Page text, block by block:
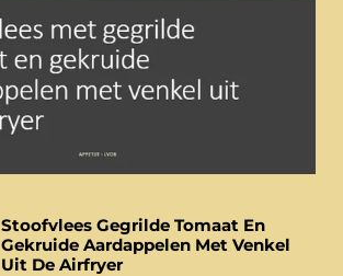
Stoofvlees Gegrilde Tomaat En
Gekruide Aardappelen Met Venkel
Uit De Airfryer